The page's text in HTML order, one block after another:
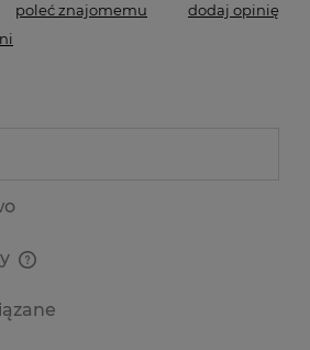
poleć znajomemu
dodaj opinię